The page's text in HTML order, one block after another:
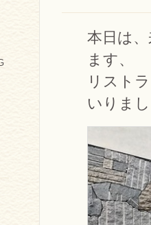
本日は
ます、
リスト
いりま